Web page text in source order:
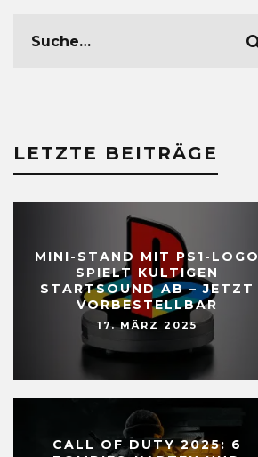
LETZTE BEITRÄGE
MINI-STAND MIT PS1-LOGO
SPIELT KULTIGEN
STARTSOUND AB – JETZT
VORBESTELLBAR
17. MÄRZ 2025
CALL OF DUTY 2025: 6